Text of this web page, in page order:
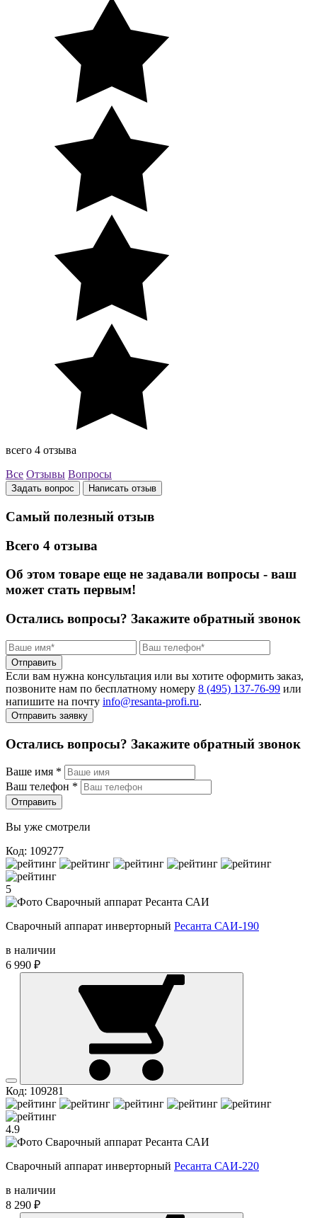
всего 4 отзыва
Все Отзывы Вопросы
Задать вопрос Написать отзыв
Самый полезный отзыв
Всего 4 отзыва
Об этом товаре еще не задавали вопросы - ваш
может стать первым!
Остались вопросы? Закажите обратный звонок
Отправить
Если вам нужна консультация или вы хотите оформить заказ,
позвоните нам по бесплатному номеру 8 (495) 137‑76‑99 или
напишите на почту info@resanta‑profi.ru.
Отправить заявку
Остались вопросы? Закажите обратный звонок
Ваше имя *
Ваш телефон *
Отправить
Вы уже смотрели
Код: 109277
5
Сварочный аппарат инверторный Ресанта САИ-190
в наличии
6 990 ₽
Код: 109281
4.9
Сварочный аппарат инверторный Ресанта САИ-220
в наличии
8 290 ₽